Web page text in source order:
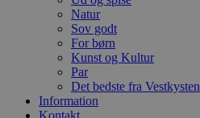
Natur
Sov godt
For børn
Kunst og Kultur
Par
Det bedste fra Vestkysten
Information
Kontakt